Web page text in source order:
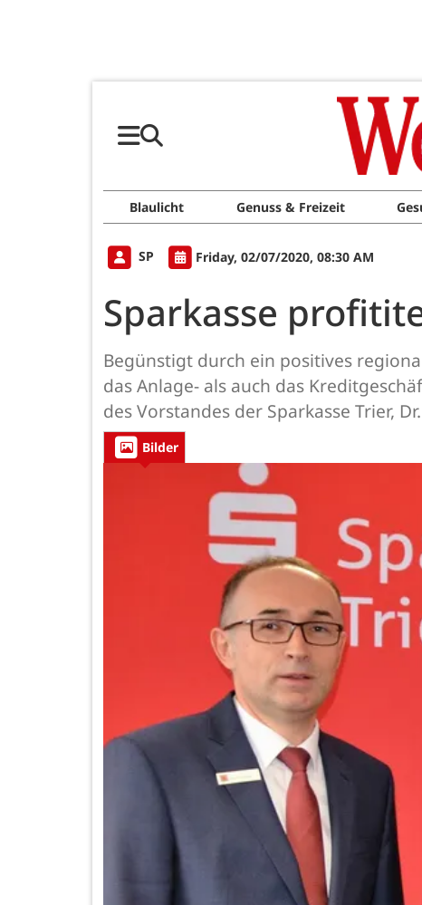
Blaulicht Genuss & Freizeit
SP Friday, 02/07/2020, 08:30 AM
Sparkasse
Begünstigt durch ein positives
das Anlage- als auch das
des Vorstandes der Sparkasse Trier,
Bilder